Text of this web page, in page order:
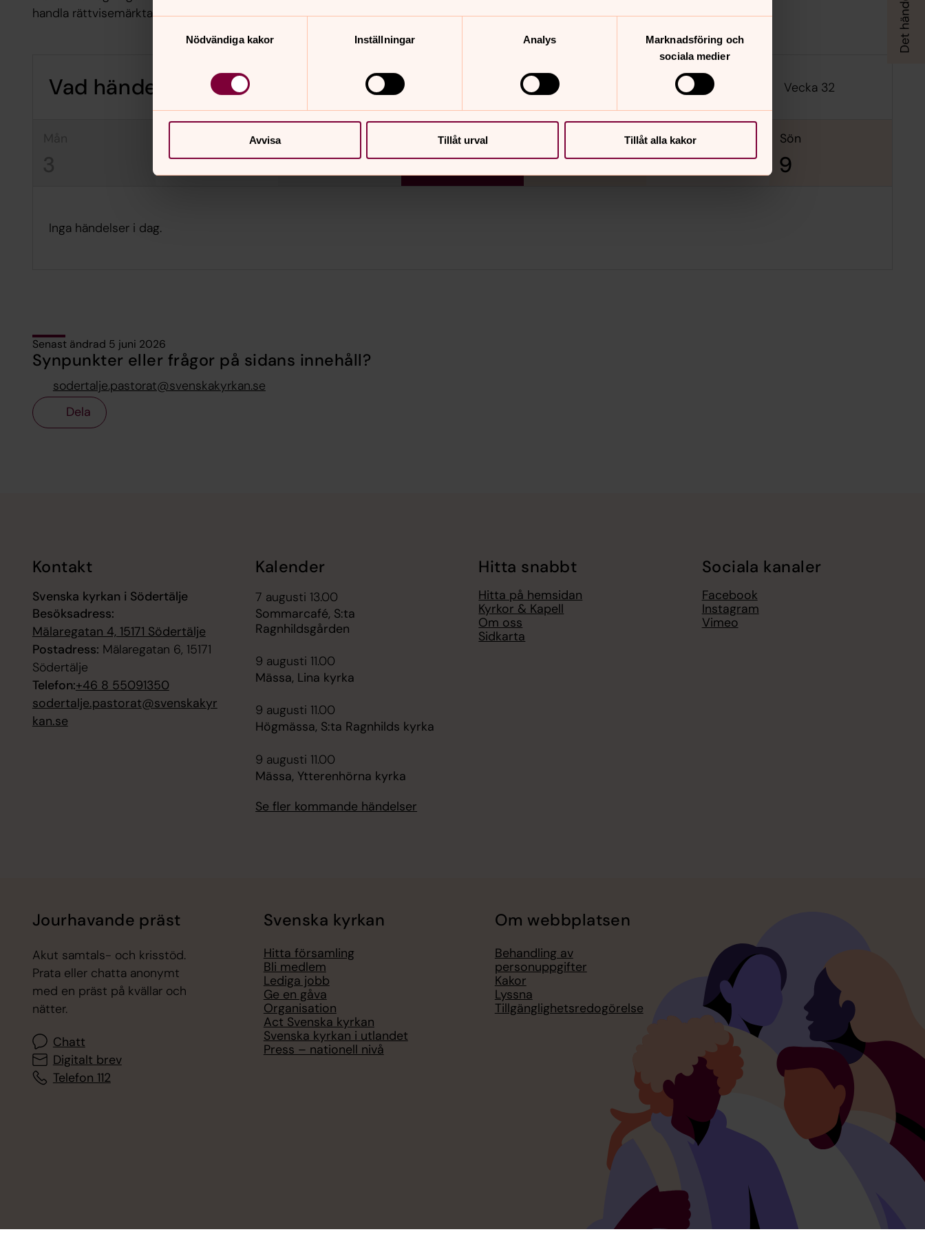
Nödvändiga kakor
Inställningar Analys
Marknadsföring och
sociala medier
Avvisa Tillåt urval Tillåt alla kakor
handla rättvisemärkta varor.
Vad händer i Södertälje församling? augusti 2026 Vecka 32
4 5 6 7
lör
8
sön
9
Inga händelser i dag.
Senast ändrad 5 juni 2026
Synpunkter eller frågor på sidans innehåll?
sodertalje.pastorat@svenskakyrkan.se
Dela
Kontakt
Svenska kyrkan i Södertälje
Besöksadress:
Mälaregatan 4, 15171 Södertälje
Postadress: Mälaregatan 6, 15171
Södertälje
Telefon:+46 8 55091350
sodertalje.pastorat@svenskakyr
kan.se
Kalender
7 augusti 13.00
Sommarcafé, S:ta
Ragnhildsgården
9 augusti 11.00
Mässa, Lina kyrka
9 augusti 11.00
Högmässa, S:ta Ragnhilds kyrka
9 augusti 11.00
Mässa, Ytterenhörna kyrka
Se fler kommande händelser
Hitta snabbt
Hitta på hemsidan
Kyrkor & Kapell
Om oss
Sidkarta
Sociala kanaler
Facebook
Instagram
Vimeo
Jourhavande präst
Akut samtals- och krisstöd.
Prata eller chatta anonymt
med en präst på kvällar och
nätter.
Chatt
Digitalt brev
Telefon 112
Svenska kyrkan
Hitta församling
Bli medlem
Lediga jobb
Ge en gåva
Organisation
Act Svenska kyrkan
Svenska kyrkan i utlandet
Press – nationell nivå
Om webbplatsen
Behandling av
personuppgifter
Kakor
Lyssna
Tillgänglighetsredogörelse